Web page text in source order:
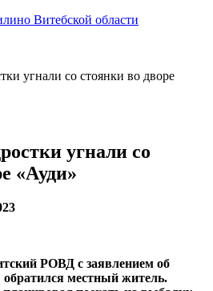
Витебской области
угнали со стоянки во дворе
угнали со
«Ауди»
РОВД с заявлением об
местный житель.